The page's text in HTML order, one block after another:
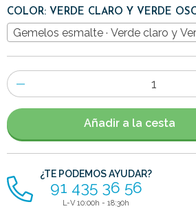
COLOR: VERDE CLARO Y VERDE
Gemelos esmalte · Verde claro y
Número
de
artículos
Añadir a la cesta
¿TE PODEMOS AYUDAR?
91 435 36 56
L-V 10:00h - 18:30h